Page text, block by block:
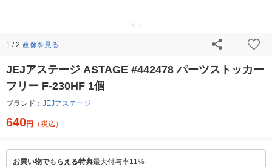
1 / 2 画像を見る
JEJアステージ ASTAGE #442478 パーツストッカー
フリー F-230HF 1個
ブランド： JEJアステージ
640円 （税込）
お買い物でもらえる特典最大付与率11%